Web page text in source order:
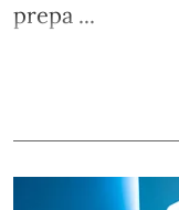
prepa ...